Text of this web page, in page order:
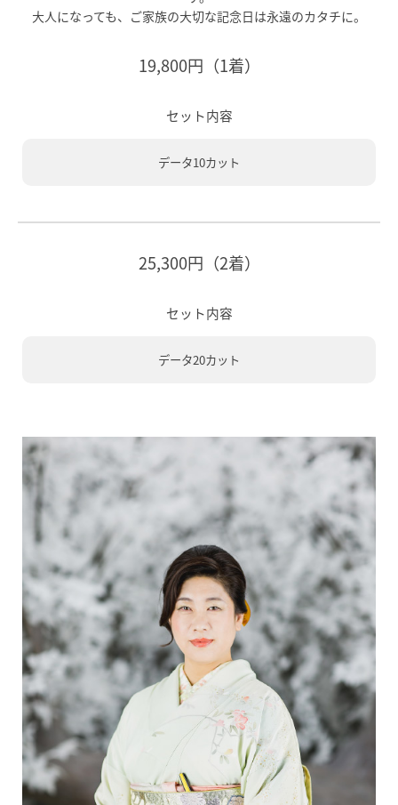
大人になっても、ご家族の大切な記念日は永遠のカタチに。
19,800円（1着）
セット内容
データ10カット
25,300円（2着）
セット内容
データ20カット